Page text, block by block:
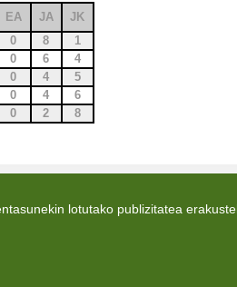
EA JA
JK
0 8
1
0 6
4
0 4
5
0 4
6
0 2
8
lotutako publizitatea